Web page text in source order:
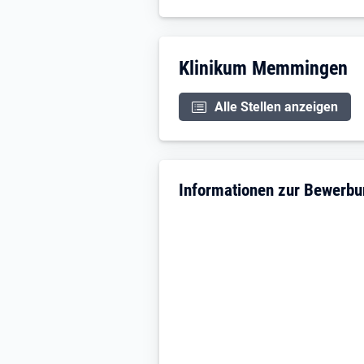
Bitte senden Sie uns Ihre
Klinikum Memmingen
Alle Stellen anzeigen
Informationen zur